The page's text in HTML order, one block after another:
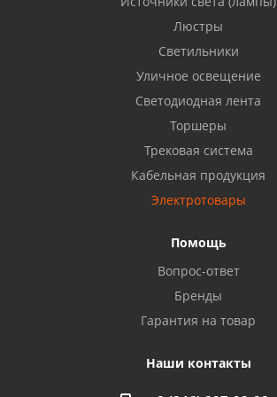
Бузулук, ул. Октябрьская, 24
Балаково, ул. Комарова, 55
Октябрьский, ул. Свердлова, 28
Азнакаево, ул. Булгар, 2. ТЦ "Акчарлак"
Стерлитамак, ул. Вокзальная, 13
Люстры
Светильники
Уличное освещение
Светодиодная лента
Торшеры
Трековая система
Кабельная продукция
Электротовары
Помощь
Вопрос-ответ
Бренды
Гарантия на товар
Наши контакты